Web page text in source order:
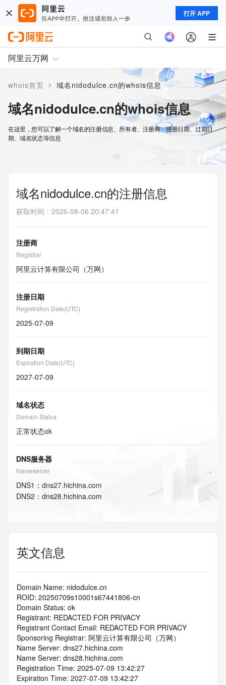
打开 APP
阿里云万网
whois首页 > 域名nidodulce.cn的whois信息
域名nidodulce.cn的whois信息
在这里，您可以了解一个域名的注册信息、所有者、注册商、注册日期、过期日
期、域名状态等信息
域名nidodulce.cn的注册信息
获取时间 ： 2026-08-06 20:47:41
注册商
Registrar
阿里云计算有限公司（万网）
注册日期
Registration Date(UTC)
2025-07-09
到期日期
Expiration Date(UTC)
2027-07-09
域名状态
Domain Status
正常状态ok
DNS服务器
Nameserver
DNS1 ： dns27.hichina.com
DNS2 ： dns28.hichina.com
英文信息
Domain Name: nidodulce.cn
ROID: 20250709s10001s67441806-cn
Domain Status: ok
Registrant: REDACTED FOR PRIVACY
Registrant Contact Email: REDACTED FOR PRIVACY
Sponsoring Registrar: 阿里云计算有限公司（万网）
Name Server: dns27.hichina.com
Name Server: dns28.hichina.com
Registration Time: 2025-07-09 13:42:27
Expiration Time: 2027-07-09 13:42:27